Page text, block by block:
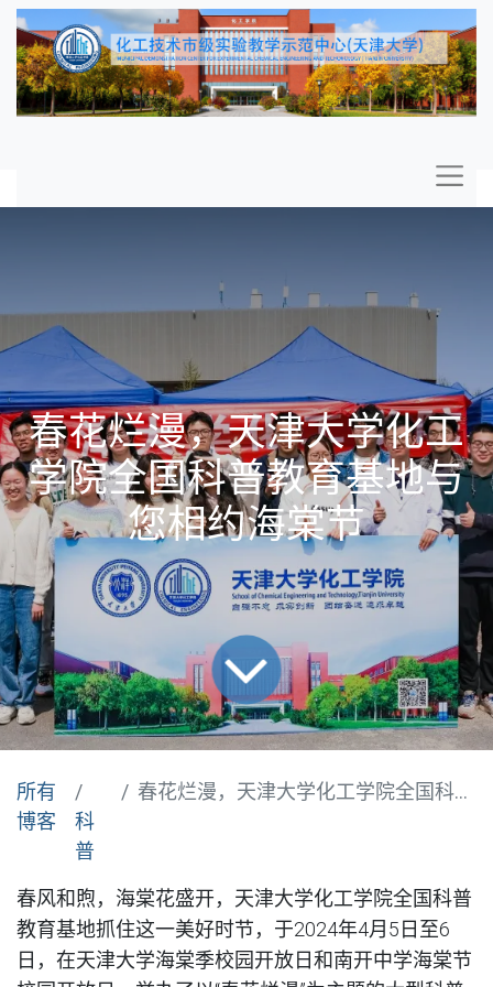
春花烂漫，天津大学化工
学院全国科普教育基地与
您相约海棠节
所有
博客
科
普
春花烂漫，天津大学化工学院全国科普教育基地与您相约海棠节
春风和煦，海棠花盛开，天津大学化工学院全国科普
教育基地抓住这一美好时节，于2024年4月5日至6
日，在天津大学海棠季校园开放日和南开中学海棠节